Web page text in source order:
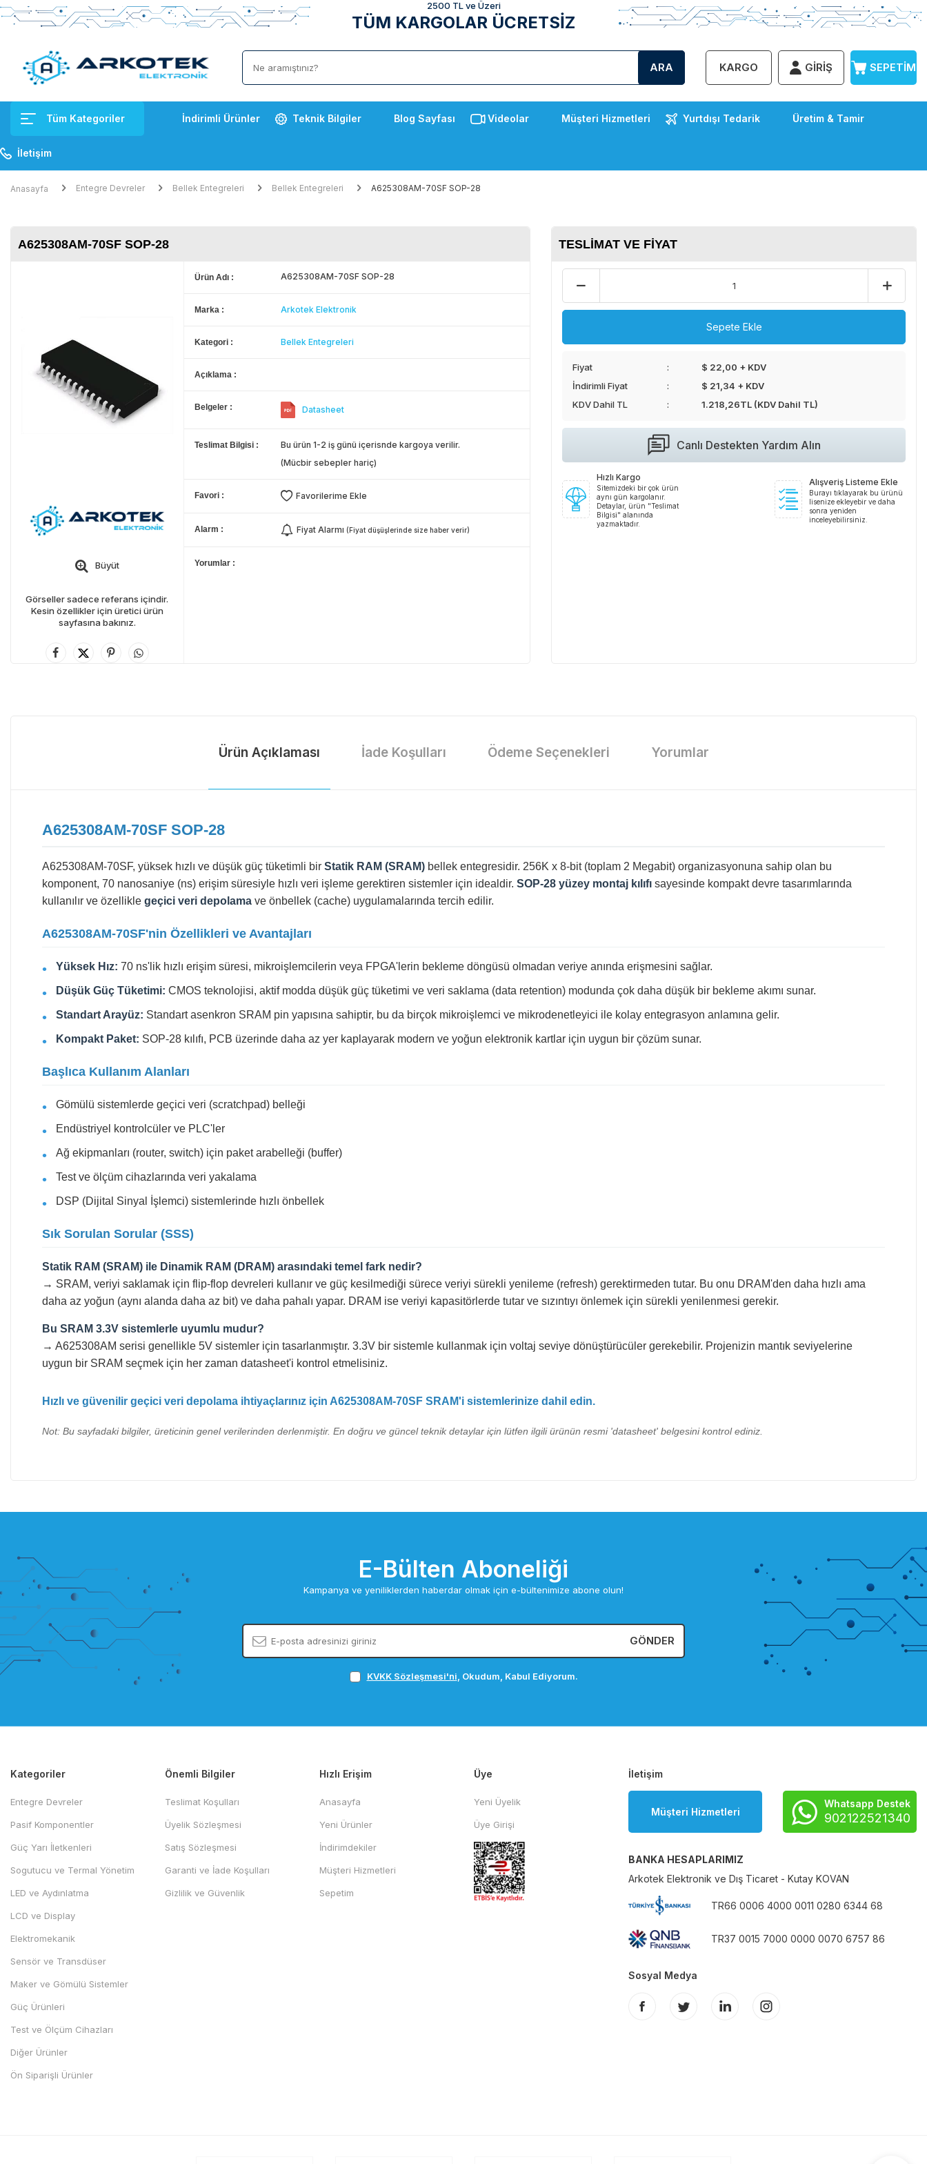
2500 TL ve Üzeri
TÜM KARGOLAR ÜCRETSİZ
ARA KARGO GIRIŞ SEPETIM
Tüm Kategoriler İndirimli Ürünler Teknik Bilgiler Blog Sayfası Videolar Müşteri Hizmetleri Yurtdışı Tedarik Üretim & Tamir
İletişim
Anasayfa Entegre Devreler Bellek Entegreleri Bellek Entegreleri A625308AM-70SF SOP-28
A625308AM-70SF SOP-28
Büyüt
Görseller sadece referans içindir.
Kesin özellikler için üretici ürün
sayfasına bakınız.
Ürün Adı A625308AM-70SF SOP-28
Marka Arkotek Elektronik
Kategori Bellek Entegreleri
Açıklama
Belgeler Datasheet
Teslimat Bilgisi
Bu ürün 1-2 iş günü içerisnde kargoya verilir.
(Mücbir sebepler hariç)
Favori Favorilerime Ekle
Alarm Fiyat Alarmı (Fiyat düşüşlerinde size haber verir)
Yorumlar
TESLIMAT VE FIYAT
Sepete Ekle
Fiyat
$ 22,00 + KDV
İndirimli Fiyat
$ 21,34 + KDV
KDV Dahil TL
1.218,26TL (KDV Dahil TL)
Canlı Destekten Yardım Alın
Hızlı Kargo
Sitemizdeki bir çok ürün
aynı gün kargolanır.
Detaylar, ürün "Teslimat
Bilgisi" alanında
yazmaktadır.
Alışveriş Listeme Ekle
Burayı tıklayarak bu ürünü
lisenize ekleyebir ve daha
sonra yeniden
inceleyebilirsiniz.
Ürün Açıklaması İade Koşulları Ödeme Seçenekleri Yorumlar
A625308AM-70SF SOP-28
A625308AM-70SF, yüksek hızlı ve düşük güç tüketimli bir Statik RAM (SRAM) bellek entegresidir. 256K x 8-bit (toplam 2 Megabit) organizasyonuna sahip olan bu
komponent, 70 nanosaniye (ns) erişim süresiyle hızlı veri işleme gerektiren sistemler için idealdir. SOP-28 yüzey montaj kılıfı sayesinde kompakt devre tasarımlarında
kullanılır ve özellikle geçici veri depolama ve önbellek (cache) uygulamalarında tercih edilir.
A625308AM-70SF'nin Özellikleri ve Avantajları
Yüksek Hız: 70 ns'lik hızlı erişim süresi, mikroişlemcilerin veya FPGA'lerin bekleme döngüsü olmadan veriye anında erişmesini sağlar.
Düşük Güç Tüketimi: CMOS teknolojisi, aktif modda düşük güç tüketimi ve veri saklama (data retention) modunda çok daha düşük bir bekleme akımı sunar.
Standart Arayüz: Standart asenkron SRAM pin yapısına sahiptir, bu da birçok mikroişlemci ve mikrodenetleyici ile kolay entegrasyon anlamına gelir.
Kompakt Paket: SOP-28 kılıfı, PCB üzerinde daha az yer kaplayarak modern ve yoğun elektronik kartlar için uygun bir çözüm sunar.
Başlıca Kullanım Alanları
Gömülü sistemlerde geçici veri (scratchpad) belleği
Endüstriyel kontrolcüler ve PLC'ler
Ağ ekipmanları (router, switch) için paket arabelleği (buffer)
Test ve ölçüm cihazlarında veri yakalama
DSP (Dijital Sinyal İşlemci) sistemlerinde hızlı önbellek
Sık Sorulan Sorular (SSS)
Statik RAM (SRAM) ile Dinamik RAM (DRAM) arasındaki temel fark nedir?
→ SRAM, veriyi saklamak için flip-flop devreleri kullanır ve güç kesilmediği sürece veriyi sürekli yenileme (refresh) gerektirmeden tutar. Bu onu DRAM'den daha hızlı ama
daha az yoğun (aynı alanda daha az bit) ve daha pahalı yapar. DRAM ise veriyi kapasitörlerde tutar ve sızıntıyı önlemek için sürekli yenilenmesi gerekir.
Bu SRAM 3.3V sistemlerle uyumlu mudur?
→ A625308AM serisi genellikle 5V sistemler için tasarlanmıştır. 3.3V bir sistemle kullanmak için voltaj seviye dönüştürücüler gerekebilir. Projenizin mantık seviyelerine
uygun bir SRAM seçmek için her zaman datasheet'i kontrol etmelisiniz.
Hızlı ve güvenilir geçici veri depolama ihtiyaçlarınız için A625308AM-70SF SRAM'i sistemlerinize dahil edin.
Not: Bu sayfadaki bilgiler, üreticinin genel verilerinden derlenmiştir. En doğru ve güncel teknik detaylar için lütfen ilgili ürünün resmi 'datasheet' belgesini kontrol ediniz.
E-Bülten Aboneliği
Kampanya ve yeniliklerden haberdar olmak için e-bültenimize abone olun!
GÖNDER
KVKK Sözleşmesi'ni , Okudum, Kabul Ediyorum.
Kategoriler
Entegre Devreler
Pasif Komponentler
Güç Yarı İletkenleri
Sogutucu ve Termal Yönetim
LED ve Aydınlatma
LCD ve Display
Elektromekanik
Sensör ve Transdüser
Maker ve Gömülü Sistemler
Güç Ürünleri
Test ve Ölçüm Cihazları
Diğer Ürünler
Ön Siparişli Ürünler
Önemli Bilgiler
Teslimat Koşulları
Üyelik Sözleşmesi
Satış Sözleşmesi
Garanti ve İade Koşulları
Gizlilik ve Güvenlik
Hızlı Erişim
Anasayfa
Yeni Ürünler
İndirimdekiler
Müşteri Hizmetleri
Sepetim
Üye
Yeni Üyelik
Üye Girişi
İletişim
Müşteri Hizmetleri
Whatsapp Destek
902122521340
BANKA HESAPLARIMIZ
Arkotek Elektronik ve Dış Ticaret - Kutay KOVAN
TR66 0006 4000 0011 0280 6344 68
TR37 0015 7000 0000 0070 6757 86
Sosyal Medya